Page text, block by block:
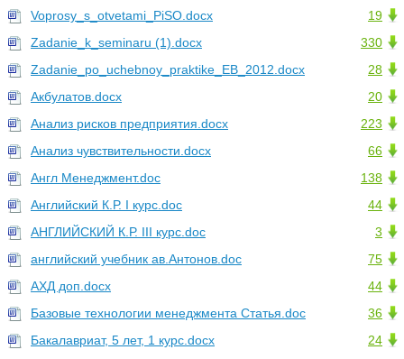
19
Voprosy_s_otvetami_PiSO.docx
330
Zadanie_k_seminaru (1).docx
28
Zadanie_po_uchebnoy_praktike_EB_2012.docx
20
Акбулатов.docx
223
Анализ рисков предприятия.docx
66
Анализ чувствительности.docx
138
Англ Менеджмент.doc
44
Английский К.Р. I курс.doc
3
АНГЛИЙСКИЙ К.Р. III курс.doc
75
английский учебник ав.Антонов.doc
44
АХД доп.docx
36
Базовые технологии менеджмента Статья.doc
24
Бакалавриат, 5 лет, 1 курс.docx